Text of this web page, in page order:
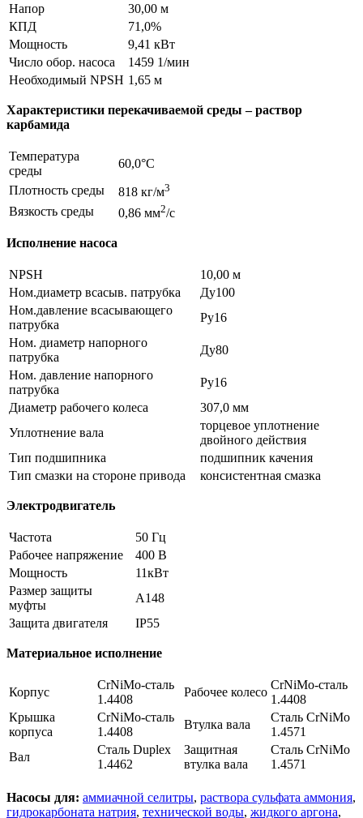
Напор
30,00 м
КПД
71,0%
Мощность
9,41 кВт
Число обор. насоса
1459 1/мин
Необходимый NPSH 1,65 м
Характеристики перекачиваемой среды – раствор
карбамида
Температура
среды
60,0°С
Плотность среды
818 кг/м3
Вязкость среды 0,86 мм2/с
Исполнение насоса
NPSH
10,00 м
Ном.диаметр всасыв. патрубка
Ду100
Ном.давление всасывающего
патрубка
Ру16
Ном. диаметр напорного
патрубка
Ду80
Ном. давление напорного
патрубка
Ру16
Диаметр рабочего колеса
307,0 мм
Уплотнение вала
торцевое уплотнение
двойного действия
Тип подшипника
подшипник качения
Тип смазки на стороне привода
консистентная смазка
Электродвигатель
Частота
50 Гц
Рабочее напряжение
400 В
Мощность
11кВт
Размер защиты
муфты
А148
Защита двигателя
IP55
Материальное исполнение
Корпус
CrNiMo-сталь
1.4408
Рабочее колесо
CrNiMo-сталь
1.4408
Крышка
корпуса
CrNiMo-сталь
1.4408
Втулка вала
Сталь CrNiMo
1.4571
Вал
Сталь Duplex
1.4462
Защитная
втулка вала
Сталь CrNiMo
1.4571
Насосы для: аммиачной селитры, раствора сульфата аммония,
гидрокарбоната натрия, технической воды, жидкого аргона,